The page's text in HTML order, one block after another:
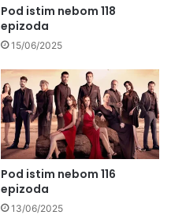
Pod istim nebom 118
epizoda
15/06/2025
Pod istim nebom 116
epizoda
13/06/2025